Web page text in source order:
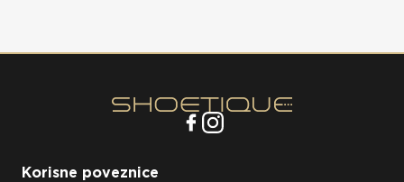
Korisne poveznice